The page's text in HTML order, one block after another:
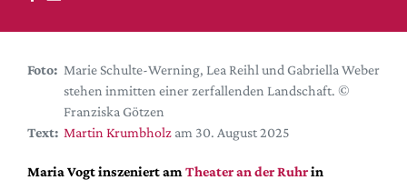
DdB-map
Premierensuche
Festival-Planer
Hefte
Alle Hefte
Foto: Marie Schulte-Werning, Lea Reihl und Gabriella Weber
stehen inmitten einer zerfallenden Landschaft. ©
Franziska Götzen
Text: Martin Krumbholz am 30. August 2025
Maria Vogt inszeniert am Theater an der Ruhrin